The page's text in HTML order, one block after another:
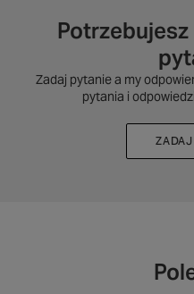
Zadaj pytanie a my
pytania i